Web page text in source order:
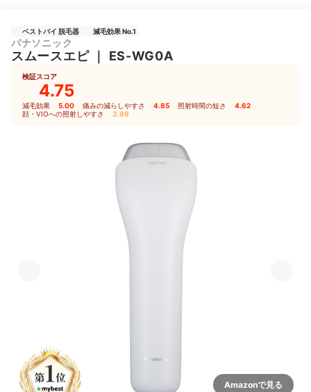
ベストバイ 脱毛器 減毛効果 No.1
パナソニック
スムースエピ｜ ES-WG0A
検証スコア
4.75
減毛効果 5.00 痛みの減らしやすさ 4.85 照射時間の短さ 4.62
顔・VIOへの照射しやすさ 3.99
Amazonで見る